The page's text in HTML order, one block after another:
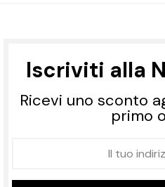
Iscriviti alla
Ricevi uno sconto
primo